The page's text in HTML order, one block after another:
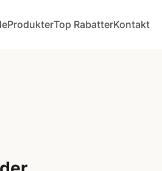
ProdukterTop RabatterKontakt